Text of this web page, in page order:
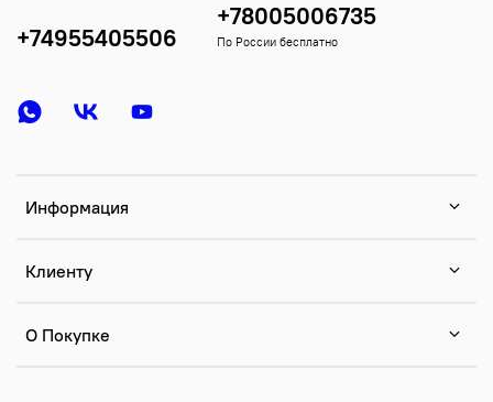
Информация
Клиенту
О Покупке
+74955405506
+78005006735
По России бесплатно